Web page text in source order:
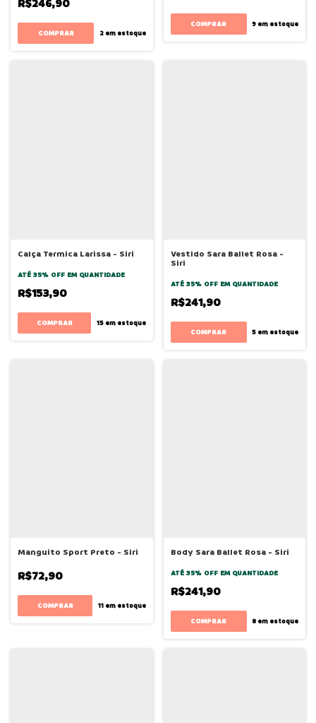
R$246,90
COMPRAR 2em estoque
COMPRAR 9 em estoque
Calça Termica Larissa - Siri
ATÉ 35% OFF EM QUANTIDADE
R$153,90
COMPRAR 15em estoque
Vestido Sara Ballet Rosa -
Siri
ATÉ 35% OFF EM QUANTIDADE
R$241,90
COMPRAR 5 em estoque
Manguito Sport Preto - Siri
R$72,90
COMPRAR 11em estoque
Body Sara Ballet Rosa - Siri
ATÉ 35% OFF EM QUANTIDADE
R$241,90
COMPRAR 8 em estoque